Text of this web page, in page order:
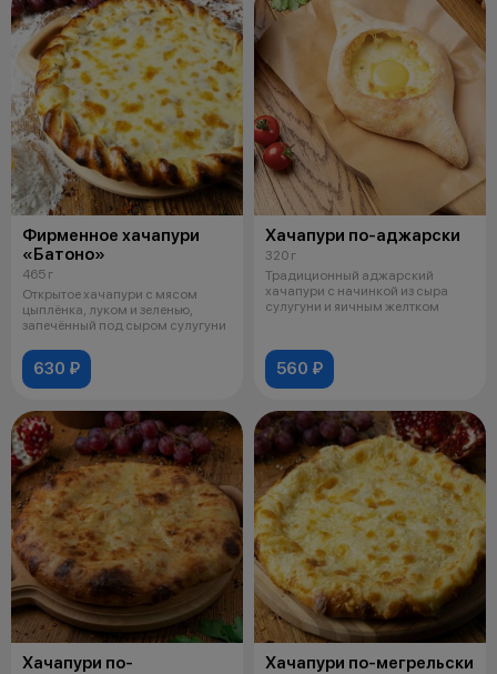
Фирменное хачапури
«Батоно»
465 г
Открытое хачапури с мясом
цыплёнка, луком и зеленью,
запечённый под сыром сулугуни
630 ₽
Хачапури по-аджарски
320 г
Традиционный аджарский
хачапури с начинкой из сыра
сулугуни и яичным желтком
560 ₽
Хачапури по-
Хачапури по-мегрельски